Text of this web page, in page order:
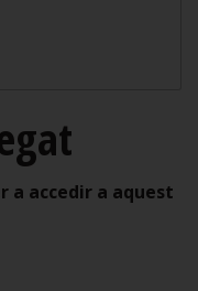
a accedir a aquest